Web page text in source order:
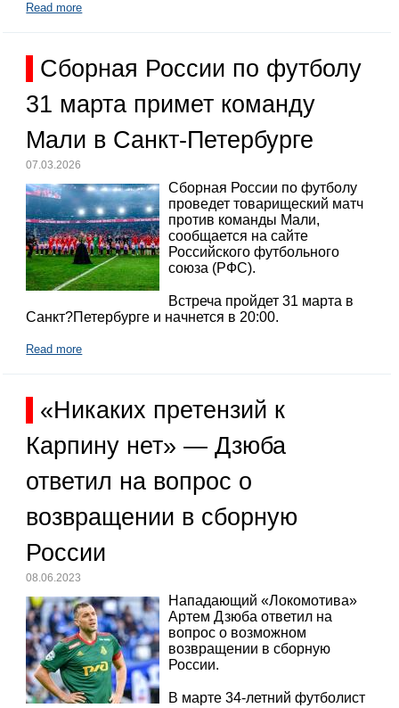
Read more
Сборная России по футболу
31 марта примет команду
Мали в Санкт-Петербурге
07.03.2026
Сборная России по футболу
проведет товарищеский матч
против команды Мали,
сообщается на сайте
Российского футбольного
союза (РФС).
Встреча пройдет 31 марта в
Санкт?Петербурге и начнется в 20:00.
Read more
«Никаких претензий к
Карпину нет» — Дзюба
ответил на вопрос о
возвращении в сборную
России
08.06.2023
Нападающий «Локомотива»
Артем Дзюба ответил на
вопрос о возможном
возвращении в сборную
России.
В марте 34-летний футболист